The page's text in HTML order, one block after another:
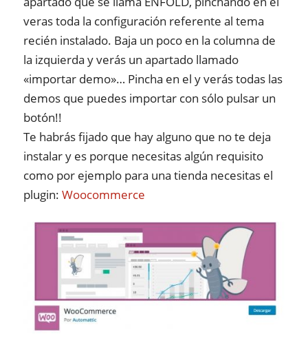
veras toda la configuración referente al tema
recién instalado. Baja un poco en la columna de
la izquierda y verás un apartado llamado
«importar demo»… Pincha en el y verás todas las
demos que puedes importar con sólo pulsar un
botón!!
Te habrás fijado que hay alguno que no te deja
instalar y es porque necesitas algún requisito
como por ejemplo para una tienda necesitas el
plugin: Woocommerce